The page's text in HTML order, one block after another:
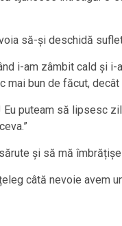
să-și deschidă
i-am zâmbit cald și
mai bun de făcut,
Eu puteam să lipsesc
și să mă
câtă nevoie avem